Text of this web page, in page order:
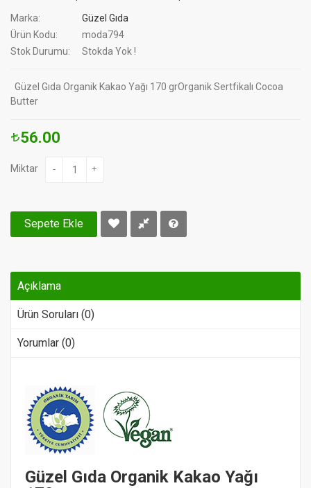
Marka:
Güzel Gıda
Ürün Kodu:
moda794
Stok Durumu:
Stokda Yok !
Güzel Gıda Organik Kakao Yağı 170 grOrganik Sertfikalı Cocoa
Butter
56.00
Miktar - +
Sepete Ekle
Açıklama
Ürün Soruları (0)
Yorumlar (0)
Güzel Gıda Organik Kakao Yağı